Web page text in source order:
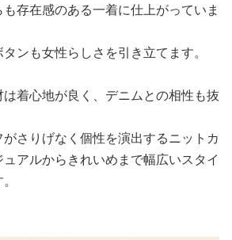
存在感のある一着に仕上がっていま
ンも女性らしさを引き立てます。
着心地が良く、デニムとの相性も抜
さりげなく個性を演出するニットカ
アルからきれいめまで幅広いスタイ